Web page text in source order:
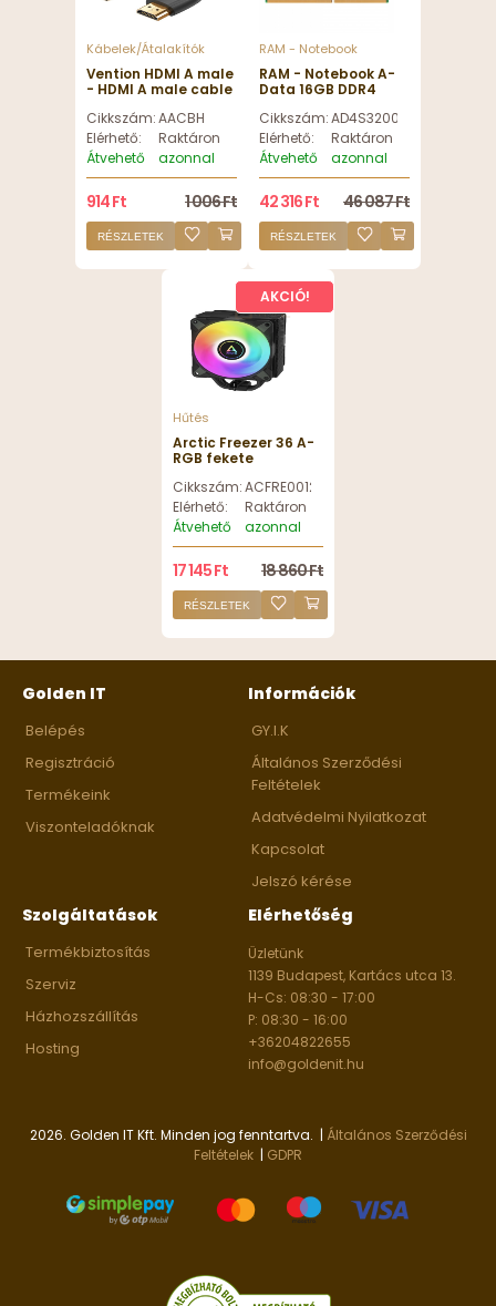
Kábelek/Átalakítók
Vention HDMI A male
- HDMI A male cable
Cikkszám:AACBH
Elérhető:
Raktáron
Átvehető
azonnal
914 Ft 1 006 Ft
RÉSZLETEK
RAM - Notebook
RAM - Notebook A-
Data 16GB DDR4
AD4S320016G22-
BGN
Cikkszám:AD4S320016G22-BGN
Elérhető:
Raktáron
Átvehető
azonnal
42 316 Ft 46 087 Ft
RÉSZLETEK
AKCIÓ!
Hűtés
Arctic Freezer 36 A-
RGB fekete
Cikkszám:ACFRE00124A
Elérhető:
Raktáron
Átvehető
azonnal
17 145 Ft 18 860 Ft
RÉSZLETEK
Golden IT
Belépés
Regisztráció
Termékeink
Viszonteladóknak
Információk
GY.I.K
Általános Szerződési
Feltételek
Adatvédelmi Nyilatkozat
Kapcsolat
Jelszó kérése
Szolgáltatások
Termékbiztosítás
Szerviz
Házhozszállítás
Hosting
Elérhetőség
Üzletünk
1139 Budapest, Kartács utca 13.
H-Cs: 08:30 - 17:00
P: 08:30 - 16:00
+36204822655
info@goldenit.hu
2026. Golden IT Kft. Minden jog fenntartva. | Általános Szerződési
Feltételek | GDPR